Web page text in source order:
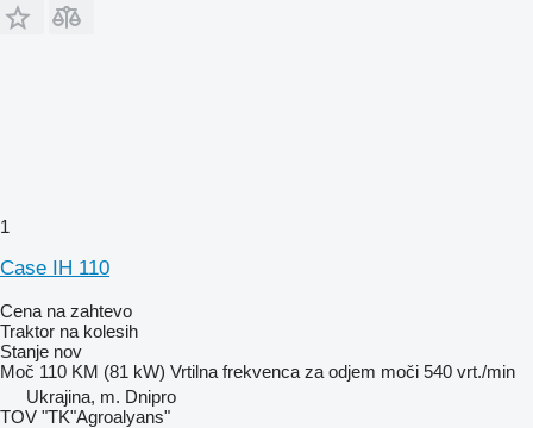
1
Case IH 110
Cena na zahtevo
Traktor na kolesih
Stanje nov
Moč 110 KM (81 kW) Vrtilna frekvenca za odjem moči 540 vrt./min
Ukrajina, m. Dnipro
TOV "TK"Agroalyans"